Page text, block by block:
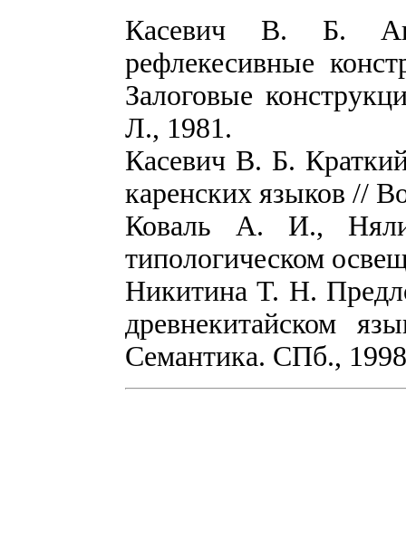
Касевич В. Б.
рефлекесивные
Залоговые
Л., 1981.
Касевич В. Б.
каренских языков //
Коваль А. И.,
типологическом
Никитина Т. Н.
древнекитайском
Семантика. СПб.,